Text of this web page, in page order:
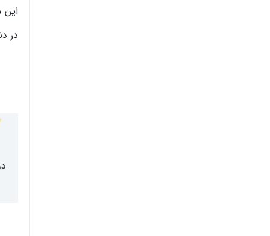
این
در